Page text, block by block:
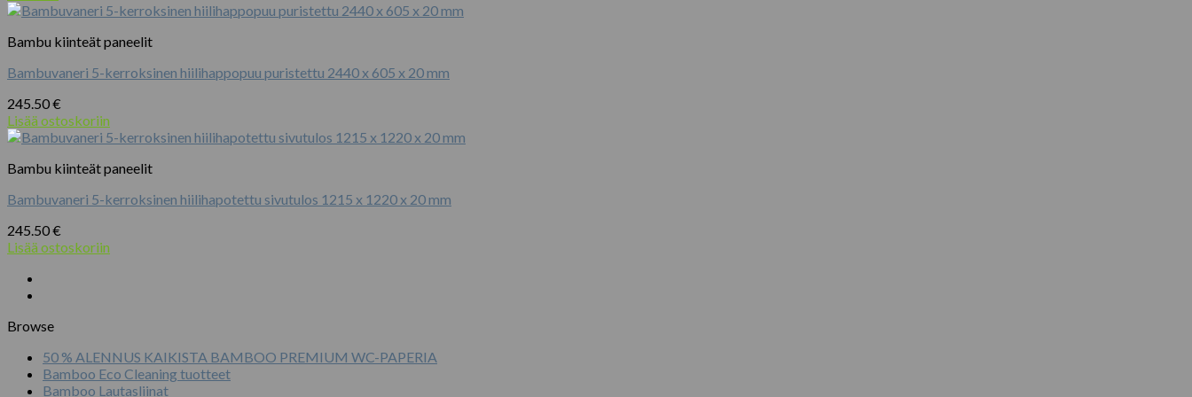
Bambu kiinteät paneelit
Bambuvaneri 5-kerroksinen hiilihappopuu puristettu 2440 x 605 x 20 mm
245.50€
Lisää ostoskoriin
Bambu kiinteät paneelit
Bambuvaneri 5-kerroksinen hiilihapotettu sivutulos 1215 x 1220 x 20 mm
245.50€
Lisää ostoskoriin
Browse
50 % ALENNUS KAIKISTA BAMBOO PREMIUM WC-PAPERIA
Bamboo Eco Cleaning tuotteet
Bamboo Lautasliinat